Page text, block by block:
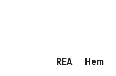
REA Hem